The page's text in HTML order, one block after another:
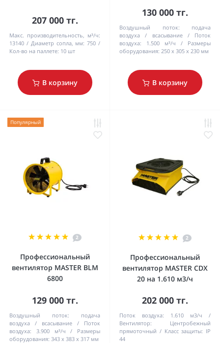
207 000 тг.
Макс. производительность, м³/ч:
13140
Диаметр сопла, мм: 750
Кол-во на паллете: 10 шт
В корзину
130 000 тг.
Воздушный поток:
подача
воздуха / всасывание
Поток
воздуха:
1.500 м³/ч
Pазмеры
оборудования: 250 x 305 x 230 мм
В корзину
Популярный
2
Профессиональный
вентилятор MASTER BLM
6800
129 000 тг.
Воздушный поток:
подача
воздуха / всасывание
Поток
воздуха:
3.900 м³/ч
Pазмеры
оборудования: 343 x 383 x 317 мм
2
Профессиональный
вентилятор MASTER CDX
20 на 1.610 м3/ч
202 000 тг.
Поток воздуха:
1.610 м3/ч
Вентилятор:
Центробежный
прямоточный
Класс защиты: IP
44